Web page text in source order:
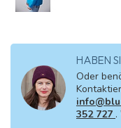
HABEN
Oder
352 727 .